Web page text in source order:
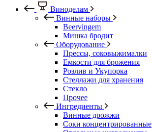
Виноделам
Винные наборы
Beervingem
Мишка бродит
Оборудование
Прессы, соковыжималки
Емкости для брожения
Розлив и Укупорка
Стеллажи для хранения
Стекло
Прочее
Ингредиенты
Винные дрожжи
Соки концентрированные